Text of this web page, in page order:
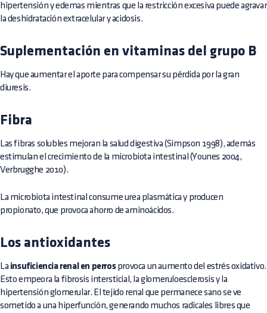
hipertensión y edemas mientras que la restricción excesiva puede agravar
la deshidratación extracelular y acidosis.
Suplementación en vitaminas del grupo B
Hay que aumentar el aporte para compensar su pérdida por la gran
diuresis.
Fibra
Las fibras solubles mejoran la salud digestiva (Simpson 1998), además
estimulan el crecimiento de la microbiota intestinal (Younes 2004,
Verbrugghe 2010).
La microbiota intestinal consume urea plasmática y producen
propionato, que provoca ahorro de aminoácidos.
Los antioxidantes
La insuficiencia renal en perrosprovoca un aumento del estrés oxidativo.
Esto empeora la fibrosis intersticial, la glomeruloesclerosis y la
hipertensión glomerular. El tejido renal que permanece sano se ve
sometido a una hiperfunción, generando muchos radicales libres que